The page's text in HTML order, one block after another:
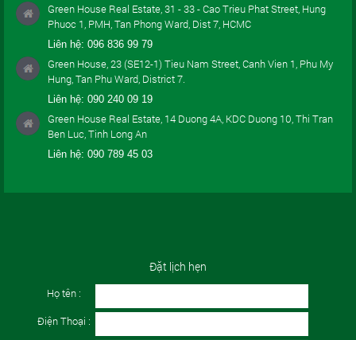
Green House Real Estate, 31 - 33 - Cao Trieu Phat Street, Hung
Phuoc 1, PMH, Tan Phong Ward, Dist 7, HCMC
Liên hệ: 096 836 99 79
Green House, 23 (SE12-1) Tieu Nam Street, Canh Vien 1, Phu My
Hung, Tan Phu Ward, District 7.
Liên hệ: 090 240 09 19
Green House Real Estate, 14 Duong 4A, KDC Duong 10, Thi Tran
Ben Luc, Tinh Long An
Liên hệ: 090 789 45 03
Đặt lịch hẹn
Họ tên :
Điện Thoại :